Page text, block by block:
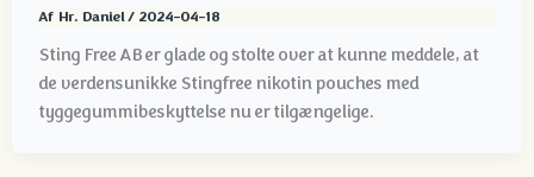
Af Hr. Daniel/ 2024-04-18
Sting Free AB er glade og stolte over at kunne meddele, at
de verdensunikke Stingfree nikotin pouches med
tyggegummibeskyttelse nu er tilgængelige.